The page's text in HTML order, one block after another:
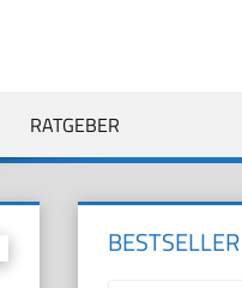
RATGEBER
BESTSELLER